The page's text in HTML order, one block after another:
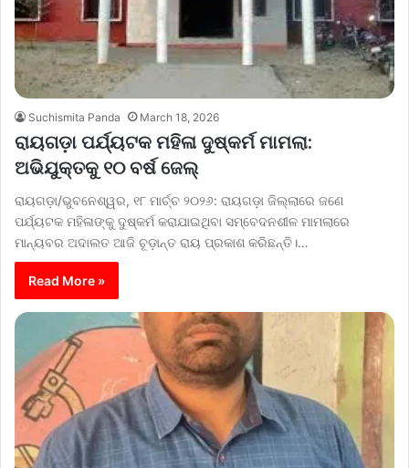
Suchismita Panda March 18, 2026
ରାୟଗଡ଼ା ପର୍ଯ୍ୟଟକ ମହିଳା ଦୁଷ୍କର୍ମ ମାମଲା:
ଅଭିଯୁକ୍ତକୁ ୧୦ ବର୍ଷ ଜେଲ୍
ରାୟଗଡ଼ା/ଭୁବନେଶ୍ୱର, ୧୮ ମାର୍ଚ୍ଚ ୨୦୨୬: ରାୟଗଡ଼ା ଜିଲ୍ଲାରେ ଜଣେ
ପର୍ଯ୍ୟଟକ ମହିଳାଙ୍କୁ ଦୁଷ୍କର୍ମ କରାଯାଇଥିବା ସମ୍ବେଦନଶୀଳ ମାମଲାରେ
ମାନ୍ୟବର ଅଦାଲତ ଆଜି ଚୂଡ଼ାନ୍ତ ରାୟ ପ୍ରକାଶ କରିଛନ୍ତି।…
Read More »